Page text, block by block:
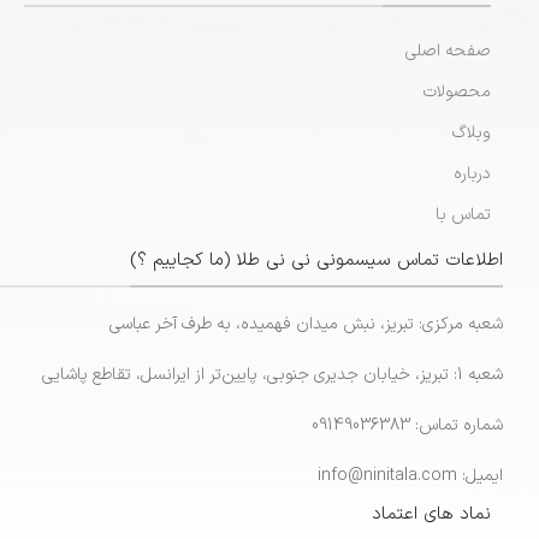
صفحه اصلی
محصولات
وبلاگ
درباره
تماس با
اطلاعات تماس سیسمونی نی نی طلا (ما کجاییم ؟)
شعبه مرکزی: تبریز، نبش میدان فهمیده، به طرف آخر عباسی
شعبه 1: تبریز، خیابان جدیری جنوبی، پایین‌تر از ایرانسل، تقاطع پاشایی
شماره تماس: 09149036383
ایمیل: info@ninitala.com
نماد های اعتماد